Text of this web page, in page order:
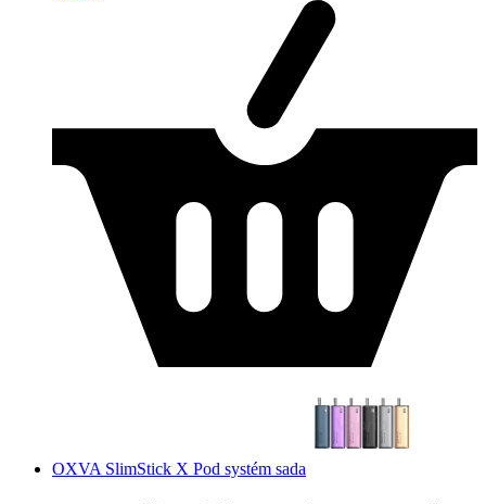
OXVA SlimStick X Pod systém sada